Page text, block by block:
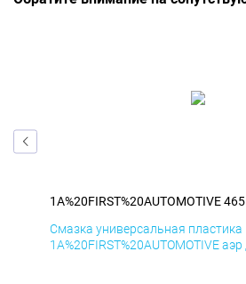
1A%20FIRST%20AUTOMOTIVE
Смазка универсальная пластика
1A%20FIRST%20AUTOMOTIVE